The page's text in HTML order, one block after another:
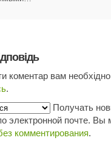
коментар вам необхідно
.
Получать
электронной почте. Вы
комментирования.